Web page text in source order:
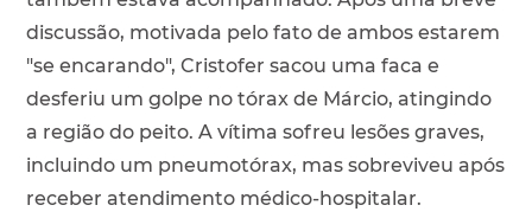
discussão, motivada pelo fato de ambos estarem
"se encarando", Cristofer sacou uma faca e
desferiu um golpe no tórax de Márcio, atingindo
a região do peito. A vítima sofreu lesões graves,
incluindo um pneumotórax, mas sobreviveu após
receber atendimento médico-hospitalar.